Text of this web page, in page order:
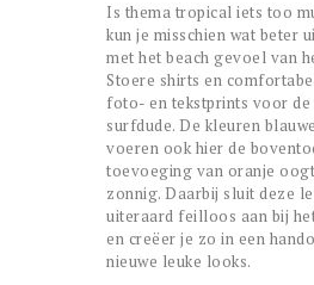
Is thema tropical iets too
kun je misschien wat beter
met het beach gevoel van
Stoere shirts en
foto- en tekstprints voor de
surfdude. De kleuren
voeren ook hier de
toevoeging van oranje
zonnig. Daarbij sluit deze
uiteraard feilloos aan bij
en creëer je zo in een
nieuwe leuke looks.